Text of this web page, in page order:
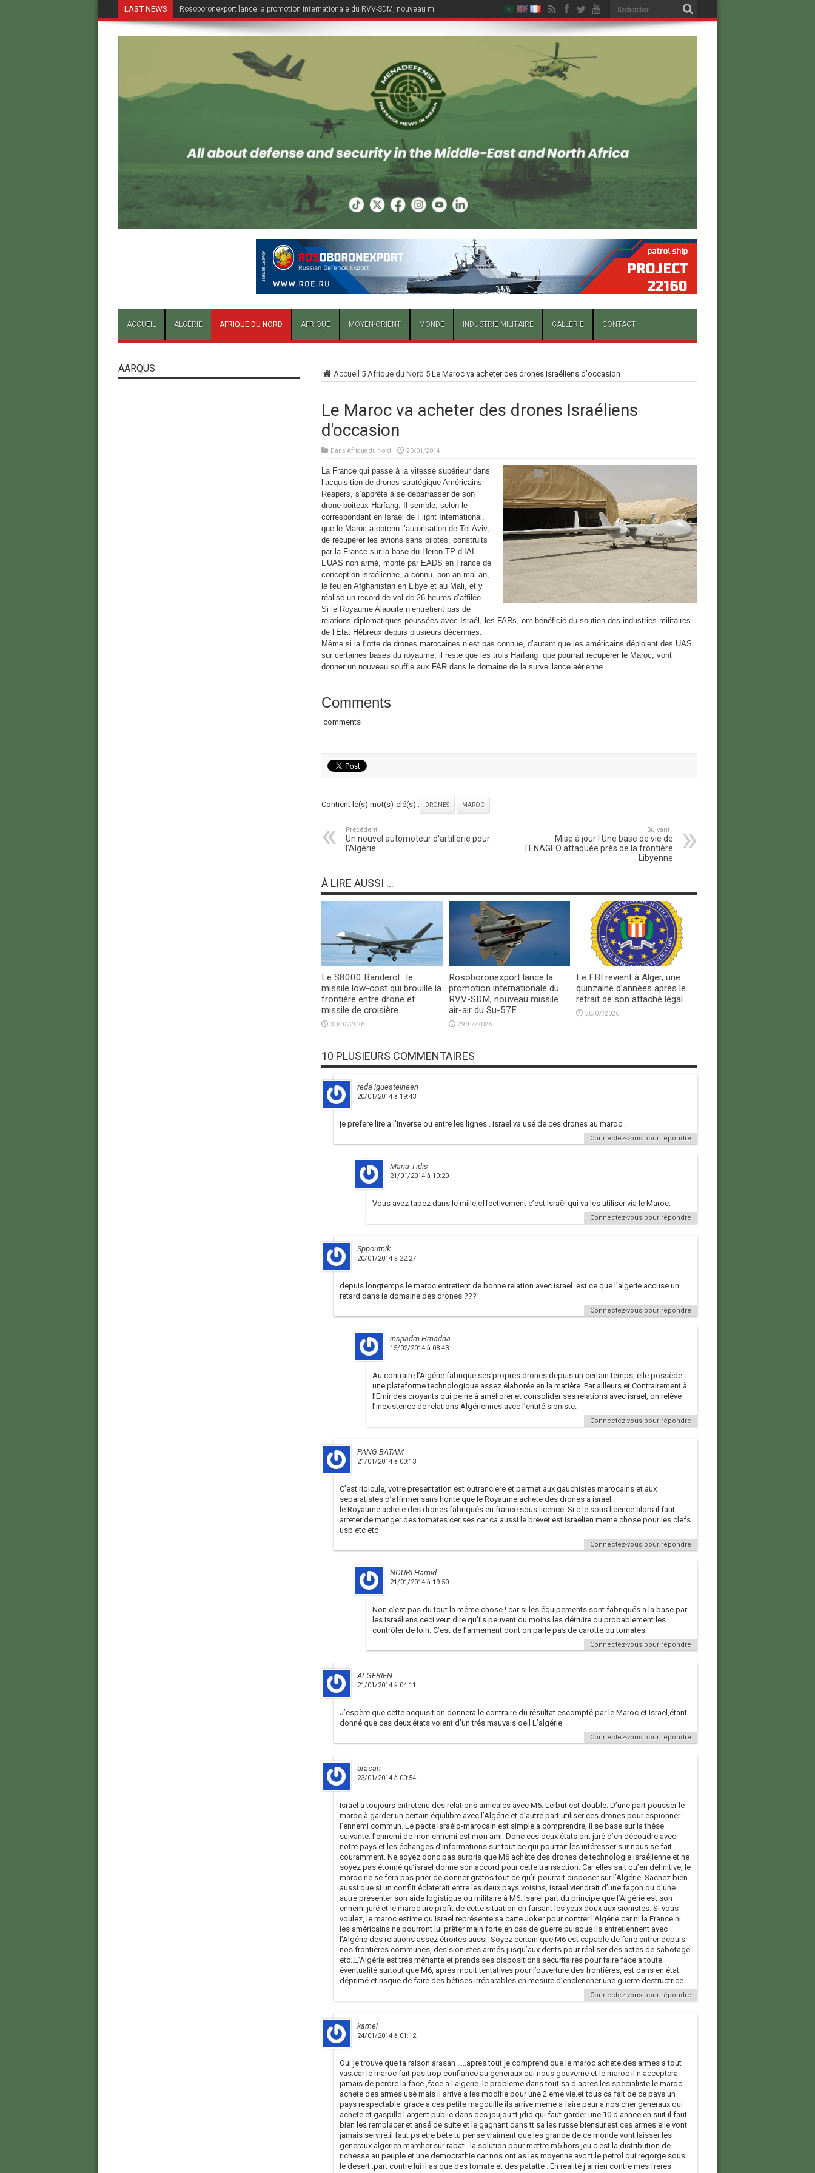
LAST NEWS Rosoboronexport lance la promotion internationale du RVV-SDM, nouveau missile air-air du Su-57E
ACCUEIL ALGÉRIE AFRIQUE DU NORD AFRIQUE MOYEN-ORIENT MONDE INDUSTRIE MILITAIRE GALLERIE CONTACT
Accueil 5 Afrique du Nord 5 Le Maroc va acheter des drones Israéliens d'occasion
Le Maroc va acheter des drones Israéliens
d'occasion
Dans Afrique du Nord 20/01/2014
La France qui passe à la vitesse supérieur dans
l’acquisition de drones stratégique Américains
Reapers, s’apprête à se débarrasser de son
drone boiteux Harfang. Il semble, selon le
correspondant en Israel de Flight International,
que le Maroc a obtenu l’autorisation de Tel Aviv,
de récupérer les avions sans pilotes, construits
par la France sur la base du Heron TP d’IAI.
L’UAS non armé, monté par EADS en France de
conception israélienne, a connu, bon an mal an,
le feu en Afghanistan en Libye et au Mali, et y
réalise un record de vol de 26 heures d’affilée.
Si le Royaume Alaouite n’entretient pas de
relations diplomatiques poussées avec Israél, les FARs, ont bénéficié du soutien des industries militaires
de l’Etat Hébreux depuis plusieurs décennies.
Même si la flotte de drones marocaines n’est pas connue, d’autant que les américains déploient des UAS
sur certaines bases du royaume, il reste que les trois Harfang que pourrait récupérer le Maroc, vont
donner un nouveau souffle aux FAR dans le domaine de la surveillance aérienne.
Comments
comments
Contient le(s) mot(s)-clé(s) : DRONES MAROC
Précédent :
Un nouvel automoteur d'artillerie pour
l'Algérie
Suivant :
Mise à jour ! Une base de vie de
l'ENAGEO attaquée près de la frontière
Libyenne
À LIRE AUSSI ...
Le S8000 Banderol : le
missile low-cost qui brouille la
frontière entre drone et
missile de croisière
30/07/2026
Rosoboronexport lance la
promotion internationale du
RVV-SDM, nouveau missile
air-air du Su-57E
29/07/2026
Le FBI revient à Alger, une
quinzaine d’années après le
retrait de son attaché légal
20/07/2026
10 PLUSIEURS COMMENTAIRES
reda iguesteineen
20/01/2014 à 19:43
je prefere lire a l’inverse ou entre les lignes . israel va usé de ces drones au maroc .
Connectez-vous pour répondre
Maria Tidis
21/01/2014 à 10:20
Vous avez tapez dans le mille,effectivement c’est Israël qui va les utiliser via le Maroc.
Connectez-vous pour répondre
Sppoutnik
20/01/2014 à 22:27
depuis longtemps le maroc entretient de bonne relation avec israel. est ce que l’algerie accuse un
retard dans le domaine des drones ???
Connectez-vous pour répondre
inspadm Hmadna
15/02/2014 à 08:43
Au contraire l’Algérie fabrique ses propres drones depuis un certain temps, elle possède
une plateforme technologique assez élaborée en la matière. Par ailleurs et Contrairement à
l’Emir des croyants qui peine à améliorer et consolider ses relations avec israel, on relève
l’inexistence de relations Algériennes avec l’entité sioniste.
Connectez-vous pour répondre
PANG BATAM
21/01/2014 à 00:13
C’est ridicule, votre presentation est outranciere et permet aux gauchistes marocains et aux
separatistes d’affirmer sans honte que le Royaume achete des drones a israel.
le Royaume achete des drones fabriqués en france sous licence. Si c le sous licence alors il faut
arreter de manger des tomates cerises car ca aussi le brevet est israelien meme chose pour les clefs
usb etc etc
Connectez-vous pour répondre
NOURI Hamid
21/01/2014 à 19:50
Non c’est pas du tout la même chose ! car si les équipements sont fabriqués a la base par
les Israéliens ceci veut dire qu’ils peuvent du moins les détruire ou probablement les
contrôler de loin. C’est de l’armement dont on parle pas de carotte ou tomates.
Connectez-vous pour répondre
ALGERIEN
21/01/2014 à 04:11
J’espère que cette acquisition donnera le contraire du résultat escompté par le Maroc et Israel,étant
donné que ces deux états voient d’un trés mauvais oeil L’algérie
Connectez-vous pour répondre
arasan
23/01/2014 à 00:54
Israel a toujours entretenu des relations amicales avec M6. Le but est double. D’une part pousser le
maroc à garder un certain équilibre avec l’Algérie et d’autre part utiliser ces drones pour espionner
l’ennemi commun. Le pacte israélo-marocain est simple à comprendre, il se base sur la thèse
suivante: l’ennemi de mon ennemi est mon ami. Donc ces deux états ont juré d’en découdre avec
notre pays et les échanges d’informations sur tout ce qui pourrait les intéresser sur nous se fait
couramment. Ne soyez donc pas surpris que M6 achète des drones de technologie israélienne et ne
soyez pas étonné qu’israel donne son accord pour cette transaction. Car elles sait qu’en définitive, le
maroc ne se fera pas prier de donner gratos tout ce qu’il pourrait disposer sur l’Algérie. Sachez bien
aussi que si un conflit éclaterait entre les deux pays voisins, israel viendrait d’une façon ou d’une
autre présenter son aide logistique ou militaire à M6. Isarel part du principe que l’Algérie est son
ennemi juré et le maroc tire profit de cette situation en faisant les yeux doux aux sionistes. Si vous
voulez, le maroc estime qu’Israel représente sa carte Joker pour contrer l’Algérie car ni la France ni
les américains ne pourront lui prêter main forte en cas de guerre puisque ils entretiennent avec
l’Algérie des relations assez étroites aussi. Soyez certain que M6 est capable de faire entrer depuis
nos frontières communes, des sionistes armés jusqu’aux dents pour réaliser des actes de sabotage
etc..L’Algérie est très méfiante et prends ses dispositions sécuritaires pour faire face à toute
éventualité surtout que M6, après moult tentatives pour l’ouverture des frontières, est dans en état
déprimé et risque de faire des bêtises irréparables en mesure d’enclencher une guerre destructrice.
Connectez-vous pour répondre
kamel
24/01/2014 à 01:12
Oui je trouve que ta raison arasan …..apres tout je comprend que le maroc achete des armes a tout
vas.car le maroc fait pas trop confiance au generaux qui nous gouverne et le maroc il n acceptera
jamais de perdre la face ,face a l algerie .le probleme dans tout sa d apres les specialiste le maroc
achete des armes usé mais il arrive a les modifie pour une 2 eme vie.et tous ca fait de ce pays un
pays respectable .grace a ces petite magouille ils arrive meme a faire peur a nos cher generaux qui
achete et gaspille l argent public dans des joujou tt jdid qui faut garder une 10 d annee en suit il faut
bien les remplacer et ansé de suite et le gagnant dans tt sa les russe biensur.est ces armes elle vont
jamais servire.il faut ps etre béte tu pense vraiment que les grande de ce monde vont laisser les
generaux algerien marcher sur rabat…la solution pour mettre m6 hors jeu c est la distribution de
richesse au peuple et une democrathie car nos ont as les moyenne avc tt le petrol qui regorge sous
le desert .part contre lui il as que des tomate et des patatte . En realité j ai rien contre mes freres
AARQUS